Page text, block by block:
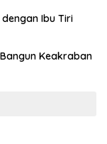
Ibu Tiri
Keakraban